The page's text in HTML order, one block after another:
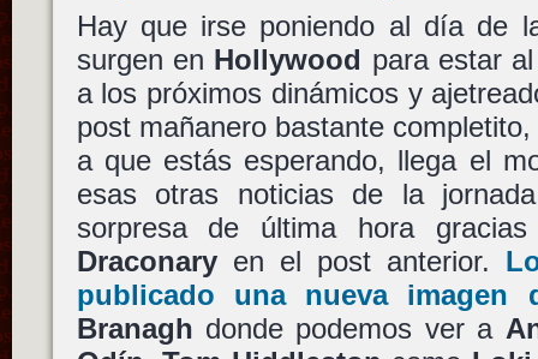
Hay que irse poniendo al día de
surgen en Hollywood para estar
a los próximos dinámicos y
post mañanero bastante
a que estás esperando, llega el
esas otras noticias de la
sorpresa de última hora
Draconaryen el post anterior.
publicado una nueva imagen
Branagh donde podemos ver a